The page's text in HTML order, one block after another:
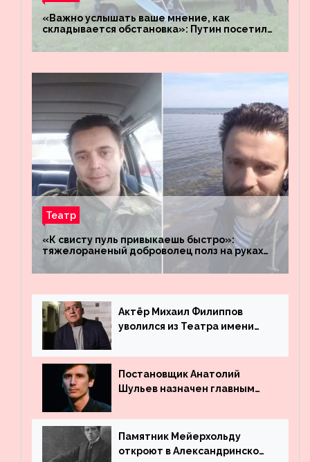
«Важно услышать ваше мнение, как
складывается обстановка»: Путин посетил
«Восток»
Театр
«К свисту пуль привыкаешь быстро»:
тяжелораненый доброволец полз на руках
четыре километра через заминированное
поле
Актёр Михаил Филиппов
уволился из Театра имени
Постановщик Анатолий
Шульев назначен главным
Вахтангова
Памятник Мейерхольду
откроют в Александринском